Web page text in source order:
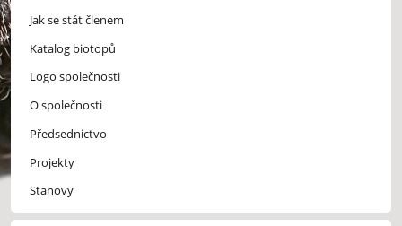
Jak se stát členem
Katalog biotopů
Logo společnosti
O společnosti
Předsednictvo
Projekty
Stanovy